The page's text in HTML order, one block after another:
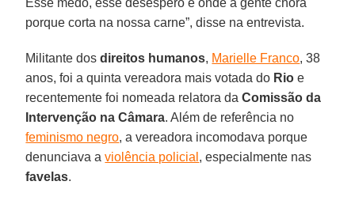
porque corta na nossa carne”, disse na entrevista.
Militante dosdireitos humanos, Marielle Franco, 38
anos, foi a quinta vereadora mais votada do Rio e
recentemente foi nomeada relatora daComissão da
Intervenção na Câmara. Além de referência no
feminismo negro, a vereadora incomodava porque
denunciava aviolência policial , especialmente nas
favelas.